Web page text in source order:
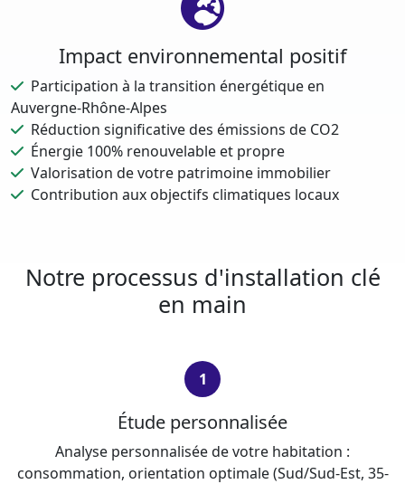
Impact environnemental positif
Participation à la transition énergétique en
Auvergne-Rhône-Alpes
Réduction significative des émissions de CO2
Énergie 100% renouvelable et propre
Valorisation de votre patrimoine immobilier
Contribution aux objectifs climatiques locaux
Notre processus d'installation clé
en main
1
Étude personnalisée
Analyse personnalisée de votre habitation :
consommation, orientation optimale (Sud/Sud-Est, 35-